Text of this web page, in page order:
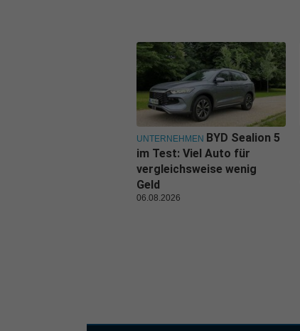
UNTERNEHMEN BYD Sealion 5
im Test: Viel Auto für
vergleichsweise wenig
Geld
06.08.2026